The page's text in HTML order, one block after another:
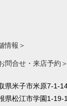
情報＞
問合せ・来店予約＞
県米子市米原7-1-
県松江市学園1-